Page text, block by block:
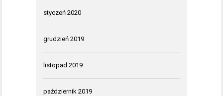
styczeń 2020
grudzień 2019
listopad 2019
październik 2019